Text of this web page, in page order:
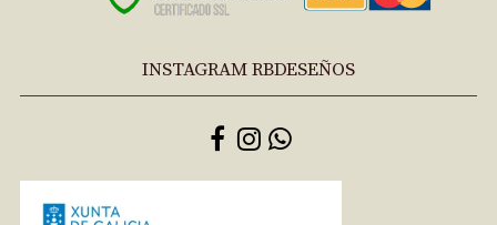
INSTAGRAM RBDESEÑOS